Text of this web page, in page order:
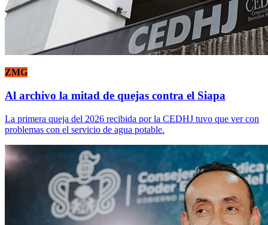
ZMG
Al archivo la mitad de quejas contra el Siapa
La primera queja del 2026 recibida por la CEDHJ tuvo que ver con
problemas con el servicio de agua potable.